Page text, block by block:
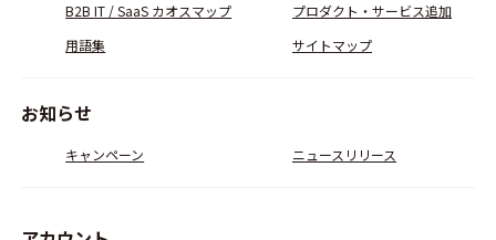
B2B IT / SaaS カオスマップ
プロダクト・サービス追加
用語集
サイトマップ
お知らせ
キャンペーン ニュースリリース